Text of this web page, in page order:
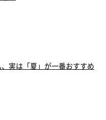
実は「夏」が一番おすすめ